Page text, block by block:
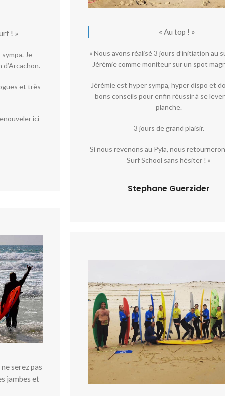
! »
Je
et très
ici
serez pas
jambes et
« Au top ! »
« Nous avons réalisé 3 jours d’initiation au
Jérémie comme moniteur sur un spot
Jérémie est hyper sympa, hyper dispo et
bons conseils pour enfin réussir à se
planche.
3 jours de grand plaisir.
Si nous revenons au Pyla, nous
Surf School sans hésiter ! »
Stephane Guerzider